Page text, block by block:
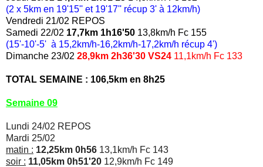
(2 x 5km en 19'15'' et 19'17'' récup 3' à 12km/h)
Vendredi 21/02 REPOS
Samedi 22/02 17,7km 1h16'50 13,8km/h Fc 155
(15'-10'-5' à 15,2km/h-16,2km/h-17,2km/h récup 4')
Dimanche 23/02 28,9km 2h36'30 VS24 11,1km/h Fc 133
TOTAL SEMAINE : 106,5km en 8h25
Semaine 09
Lundi 24/02 REPOS
Mardi 25/02
matin : 12,25km 0h56 13,1km/h Fc 143
soir : 11,05km 0h51'20 12,9km/h Fc 149